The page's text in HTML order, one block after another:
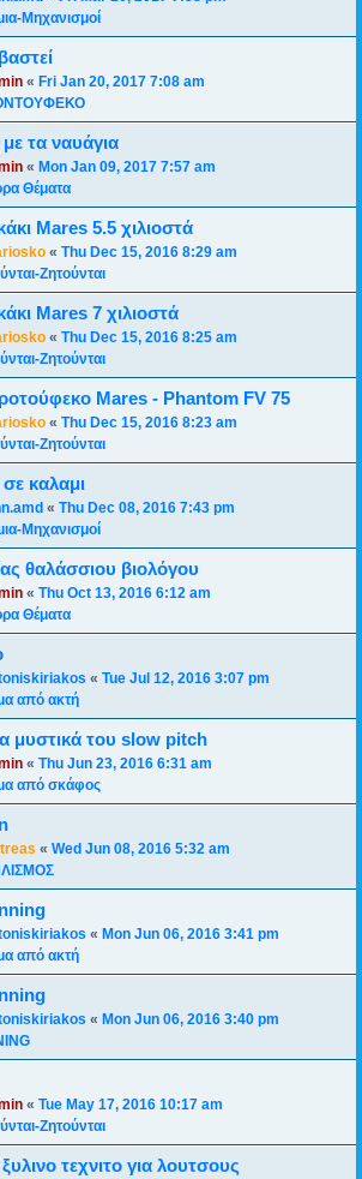
Mηχανισμoί
« Fri Jan 20, 2017 7:08 am
τα ναυάγια
« Mon Jan 09, 2017 7:57 am
Θέματα
Mares 5.5 χιλιοστά
« Thu Dec 15, 2016 8:29 am
Ζητούνται
Mares 7 χιλιοστά
« Thu Dec 15, 2016 8:25 am
Ζητούνται
Mares - Phantom FV 75
« Thu Dec 15, 2016 8:23 am
Ζητούνται
καλαμι
« Thu Dec 08, 2016 7:43 pm
Mηχανισμoί
θαλάσσιου βιολόγου
« Thu Oct 13, 2016 6:12 am
Θέματα
« Tue Jul 12, 2016 3:07 pm
από ακτή
μυστικά του slow pitch
« Thu Jun 23, 2016 6:31 am
από σκάφος
« Wed Jun 08, 2016 5:32 am
« Mon Jun 06, 2016 3:41 pm
από ακτή
« Mon Jun 06, 2016 3:40 pm
« Tue May 17, 2016 10:17 am
Ζητούνται
τεχνιτο για λουτσους